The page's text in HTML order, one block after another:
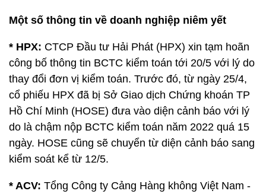
Một số thông tin về doanh nghiệp niêm yết
* HPX: CTCP Đầu tư Hải Phát (HPX) xin tạm hoãn
công bố thông tin BCTC kiểm toán tới 20/5 với lý do
thay đổi đơn vị kiểm toán. Trước đó, từ ngày 25/4,
cổ phiếu HPX đã bị Sở Giao dịch Chứng khoán TP
Hồ Chí Minh (HOSE) đưa vào diện cảnh báo với lý
do là chậm nộp BCTC kiểm toán năm 2022 quá 15
ngày. HOSE cũng sẽ chuyển từ diện cảnh báo sang
kiểm soát kể từ 12/5.
* ACV: Tổng Công ty Cảng Hàng không Việt Nam -